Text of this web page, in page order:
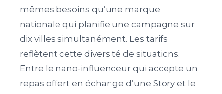
mêmes besoins qu’une marque
nationale qui planifie une campagne sur
dix villes simultanément. Les tarifs
reflètent cette diversité de situations.
Entre le nano-influenceur qui accepte un
repas offert en échange d’une Story et le